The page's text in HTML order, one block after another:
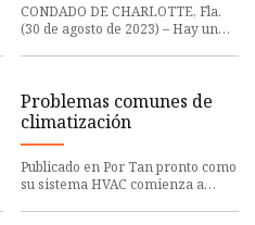
CONDADO DE CHARLOTTE, Fla.
(30 de agosto de 2023) – Hay un
Problemas comunes de
climatización
Publicado en Por Tan pronto como
su sistema HVAC comienza a